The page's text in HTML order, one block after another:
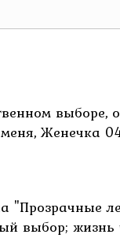
Женечка
"Прозрачные
выбор;